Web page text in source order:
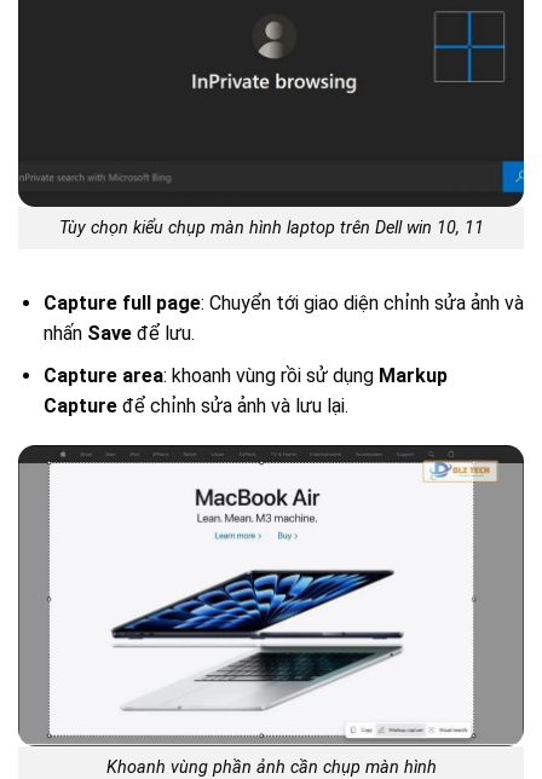
Tùy chọn kiểu chụp màn hình laptop trên Dell win 10, 11
Capture full page: Chuyển tới giao diện chỉnh sửa ảnh và
nhấn Saveđể lưu.
Capture area: khoanh vùng rồi sử dụng Markup
Captuređể chỉnh sửa ảnh và lưu lại.
Khoanh vùng phần ảnh cần chụp màn hình